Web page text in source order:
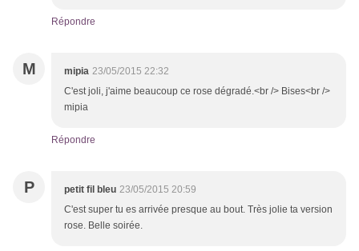
Répondre
M mipia 23/05/2015 22:32
C'est joli, j'aime beaucoup ce rose dégradé.<br /> Bises<br />
mipia
Répondre
P petit fil bleu 23/05/2015 20:59
C'est super tu es arrivée presque au bout. Très jolie ta version
rose. Belle soirée.